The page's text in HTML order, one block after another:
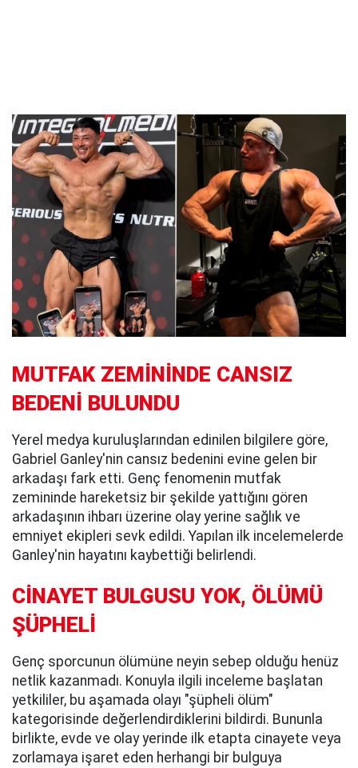
MUTFAK ZEMİNİNDE CANSIZ
BEDENİ BULUNDU
Yerel medya kuruluşlarından edinilen bilgilere göre,
Gabriel Ganley'nin cansız bedenini evine gelen bir
arkadaşı fark etti. Genç fenomenin mutfak
zemininde hareketsiz bir şekilde yattığını gören
arkadaşının ihbarı üzerine olay yerine sağlık ve
emniyet ekipleri sevk edildi. Yapılan ilk incelemelerde
Ganley'nin hayatını kaybettiği belirlendi.
CİNAYET BULGUSU YOK, ÖLÜMÜ
ŞÜPHELİ
Genç sporcunun ölümüne neyin sebep olduğu henüz
netlik kazanmadı. Konuyla ilgili inceleme başlatan
yetkililer, bu aşamada olayı "şüpheli ölüm"
kategorisinde değerlendirdiklerini bildirdi. Bununla
birlikte, evde ve olay yerinde ilk etapta cinayete veya
zorlamaya işaret eden herhangi bir bulguya